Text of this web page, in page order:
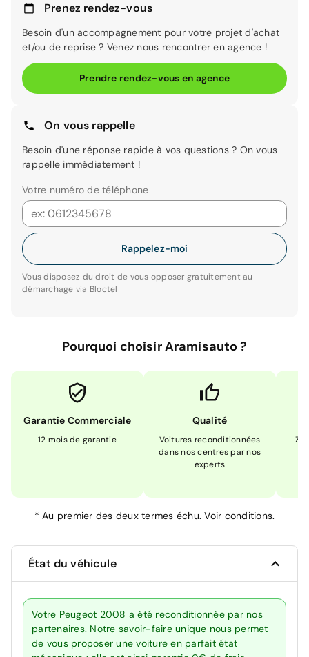
Prenez rendez-vous
Besoin d'un accompagnement pour votre projet d'achat
et/ou de reprise ? Venez nous rencontrer en agence !
Prendre rendez-vous en agence
On vous rappelle
Besoin d'une réponse rapide à vos questions ? On vous
rappelle immédiatement !
Votre numéro de téléphone
Rappelez-moi
Vous disposez du droit de vous opposer gratuitement au
démarchage via Bloctel
Pourquoi choisir Aramisauto ?
Garantie Commerciale
12 mois de garantie
Qualité
Voitures reconditionnées
dans nos centres par nos
experts
*Au premier des deux termes échu.Voir conditions.
État du véhicule
Votre Peugeot 2008 a été reconditionnée par nos
partenaires. Notre savoir-faire unique nous permet
de vous proposer une voiture en parfait état